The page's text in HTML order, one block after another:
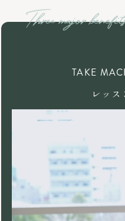
TAKE
レッ